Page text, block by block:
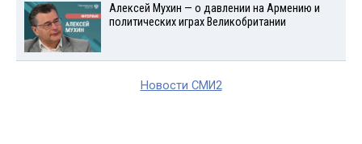
Алексей Мухин — о давлении на Армению и
политических играх Великобритании
Новости СМИ2